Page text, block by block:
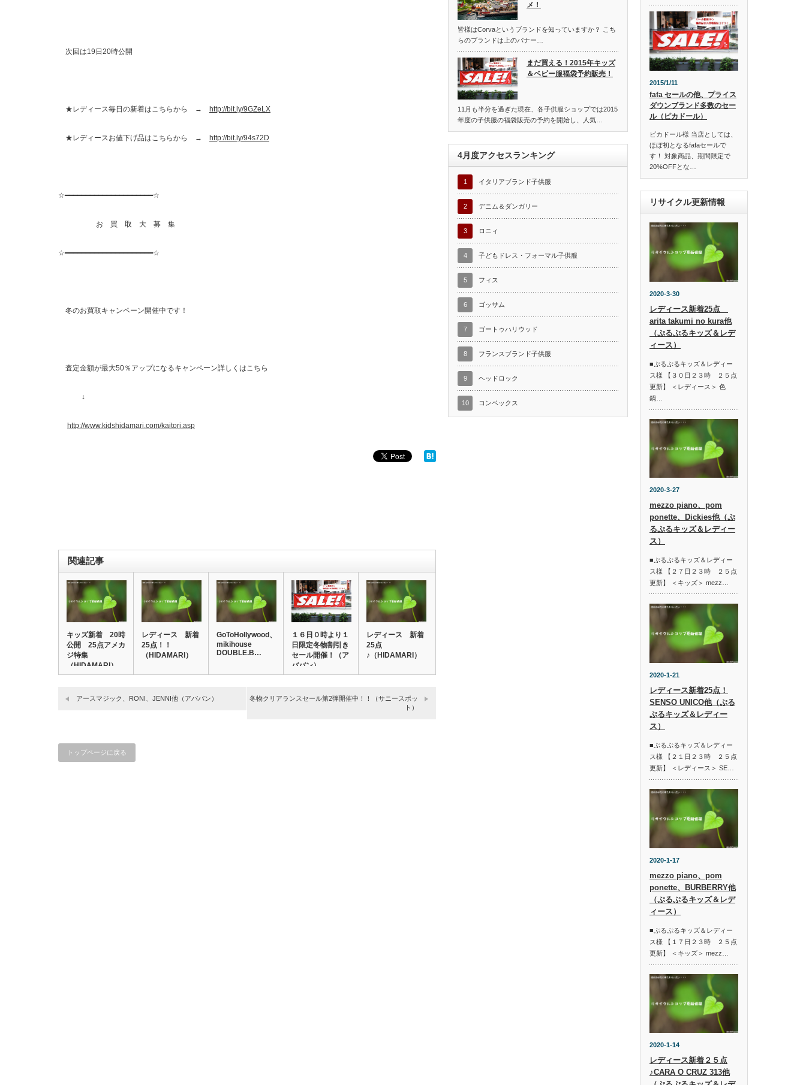
次回は19日20時公開
★レディース毎日の新着はこちらから → http://bit.ly/9GZeLX
★レディースお値下げ品はこちらから → http://bit.ly/94s72D
☆━━━━━━━━━━━━━━━━━━━━━☆
お 買 取 大 募 集
☆━━━━━━━━━━━━━━━━━━━━━☆
冬のお買取キャンペーン開催中です！
査定金額が最大50％アップになるキャンペーン詳しくはこちら
↓
http://www.kidshidamari.com/kaitori.asp
関連記事
キッズ新着 20時
公開 25点アメカ
ジ特集
（HIDAMARI）
レディース 新着
25点！！
（HIDAMARI）
GoToHollywood、
mikihouse
DOUBLE.B…
１６日０時より１
日限定冬物割引き
セール開催！（ア
ババン）
レディース 新着
25点
♪（HIDAMARI）
アースマジック、RONI、JENNI他（アババン）
冬物クリアランスセール第2弾開催中！！（サニースポッ
ト）
トップページに戻る
メ！
皆様はCorvaというブランドを知っていますか？ こち
らのブランドは上のバナー…
まだ買える！2015年キッズ
＆ベビー服福袋予約販売！
11月も半分を過ぎた現在、各子供服ショップでは2015
年度の子供服の福袋販売の予約を開始し、人気…
4月度アクセスランキング
1 イタリアブランド子供服
2 デニム＆ダンガリー
3 ロニィ
4 子どもドレス・フォーマル子供服
5 フィス
6 ゴッサム
7 ゴートゥハリウッド
8 フランスブランド子供服
9 ヘッドロック
10 コンベックス
2015/1/11
fafa セールの他、プライス
ダウンブランド多数のセー
ル（ピカドール）
ピカドール様 当店としては、
ほぼ初となるfafaセールで
す！ 対象商品、期間限定で
20%OFFとな…
リサイクル更新情報
2020-3-30
レディース新着25点
arita takumi no kura他
（ぷるぷるキッズ＆レデ
ィース）
■ぷるぷるキッズ＆レディー
ス様 【３０日２３時 ２５点
更新】 ＜レディース＞ 色
鍋…
2020-3-27
mezzo piano、pom
ponette、Dickies他（ぷ
るぷるキッズ＆レディー
ス）
■ぷるぷるキッズ＆レディー
ス様 【２７日２３時 ２５点
更新】 ＜キッズ＞ mezz…
2020-1-21
レディース新着25点！
SENSO UNICO他（ぷる
ぷるキッズ＆レディー
ス）
■ぷるぷるキッズ＆レディー
ス様 【２１日２３時 ２５点
更新】 ＜レディース＞ SE…
2020-1-17
mezzo piano、pom
ponette、BURBERRY他
（ぷるぷるキッズ＆レデ
ィース）
■ぷるぷるキッズ＆レディー
ス様 【１７日２３時 ２５点
更新】 ＜キッズ＞ mezz…
2020-1-14
レディース新着２５点
♪CARA O CRUZ 313他